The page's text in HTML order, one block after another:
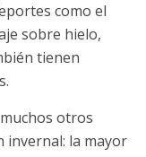
como el
sobre hielo,
tienen
otros
invernal: la mayor